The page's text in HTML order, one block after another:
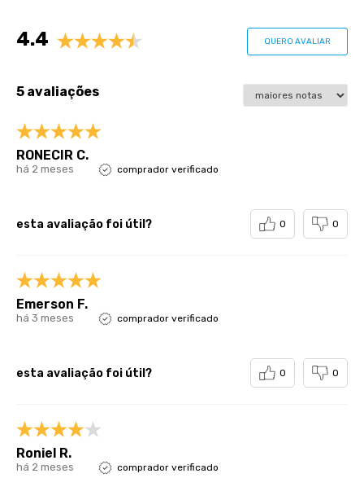
4.4 QUERO AVALIAR
5 avaliações
RONECIR C.
há 2 meses comprador verificado
esta avaliação foi útil? 0 0
Emerson F.
há 3 meses comprador verificado
esta avaliação foi útil? 0 0
Roniel R.
há 2 meses comprador verificado